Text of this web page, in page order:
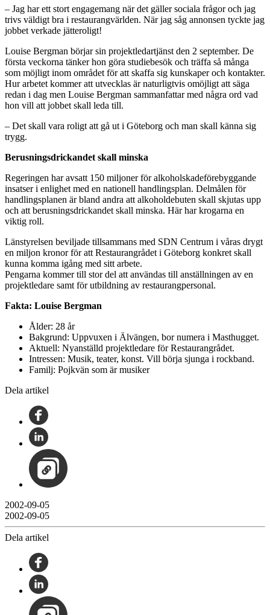
– Jag har ett stort engagemang när det gäller sociala frågor och jag
trivs väldigt bra i restaurangvärlden. När jag såg annonsen tyckte jag
jobbet verkade jätteroligt!
Louise Bergman börjar sin projektledartjänst den 2 september. De
första veckorna tänker hon göra studiebesök och träffa så många
som möjligt inom området för att skaffa sig kunskaper och kontakter.
Hur arbetet kommer att utvecklas är naturligtvis omöjligt att säga
redan i dag men Louise Bergman sammanfattar med några ord vad
hon vill att jobbet skall leda till.
– Det skall vara roligt att gå ut i Göteborg och man skall känna sig
trygg.
Berusningsdrickandet skall minska
Regeringen har avsatt 150 miljoner för alkoholskadeförebyggande
insatser i enlighet med en nationell handlingsplan. Delmålen för
handlingsplanen är bland andra att alkoholdebuten skall skjutas upp
och att berusningsdrickandet skall minska. Här har krogarna en
viktig roll.
Länstyrelsen beviljade tillsammans med SDN Centrum i våras drygt
en miljon kronor för att Restaurangrådet i Göteborg konkret skall
kunna komma igång med sitt arbete.
Pengarna kommer till stor del att användas till anställningen av en
projektledare samt för utbildning av restaurangpersonal.
Fakta: Louise Bergman
Ålder: 28 år
Bakgrund: Uppvuxen i Älvängen, bor numera i Masthugget.
Aktuell: Nyanställd projektledare för Restaurangrådet.
Intressen: Musik, teater, konst. Vill börja sjunga i rockband.
Familj: Pojkvän som är musiker
Dela artikel
2002-09-05
2002-09-05
Dela artikel